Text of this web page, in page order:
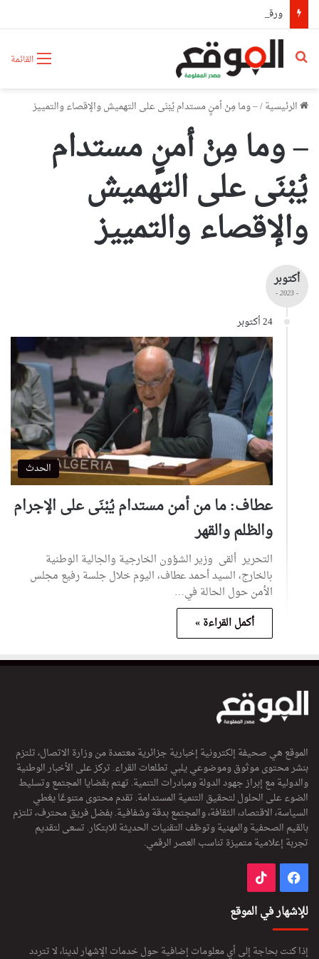
القائمة بحث عن
الرئيسية/– وما مِنْ أمنٍ مستدام يُبْنَى على التهميش والإقصاء والتمييز
– وما مِنْ أمنٍ مستدام
يُبْنَى على التهميش
والإقصاء والتمييز
أكتوبر
- 2023 -
24 أكتوبر
الحدث
عطاف: ما من أمن مستدام يُبْنَى على الإجرام
والظلم والقهر
التحرير ألقى وزير الشؤون الخارجية والجالية الوطنية
بالخارج، السيد أحمد عطاف، اليوم خلال جلسة رفيع مجلس
الأمن حول الحالة في…
أكمل القراءة »
الموقع هي صحيفة إلكترونية إخبارية جزائرية معتمدة من وزارة الاتصال، تلتزم
بنشر محتوى موثوق وموضوعي يلبي تطلعات القراء. تركز على الأخبار الوطنية
والدولية مع إبراز جهود الدولة ومبادرات التنمية. تهتم بقضايا المجتمع وتسليط
الضوء على الحلول لتحقيق التنمية المستدامة. تقدم محتوى متنوعًا يغطي
السياسة، الاقتصاد، الثقافة، والمجتمع بدقة وشفافية. بفضل فريق محترف، تلتزم
بالقيم الصحفية والمهنية وتوظف التقنيات الحديثة للابتكار. تسعى لتقديم
تجربة إعلامية متميزة تناسب العصر الرقمي.
فيسبوك
للإشهار في الموقع
إذا كنت بحاجة إلى أي معلومات إضافية حول خدمات الإشهار لدينا، لا تتردد